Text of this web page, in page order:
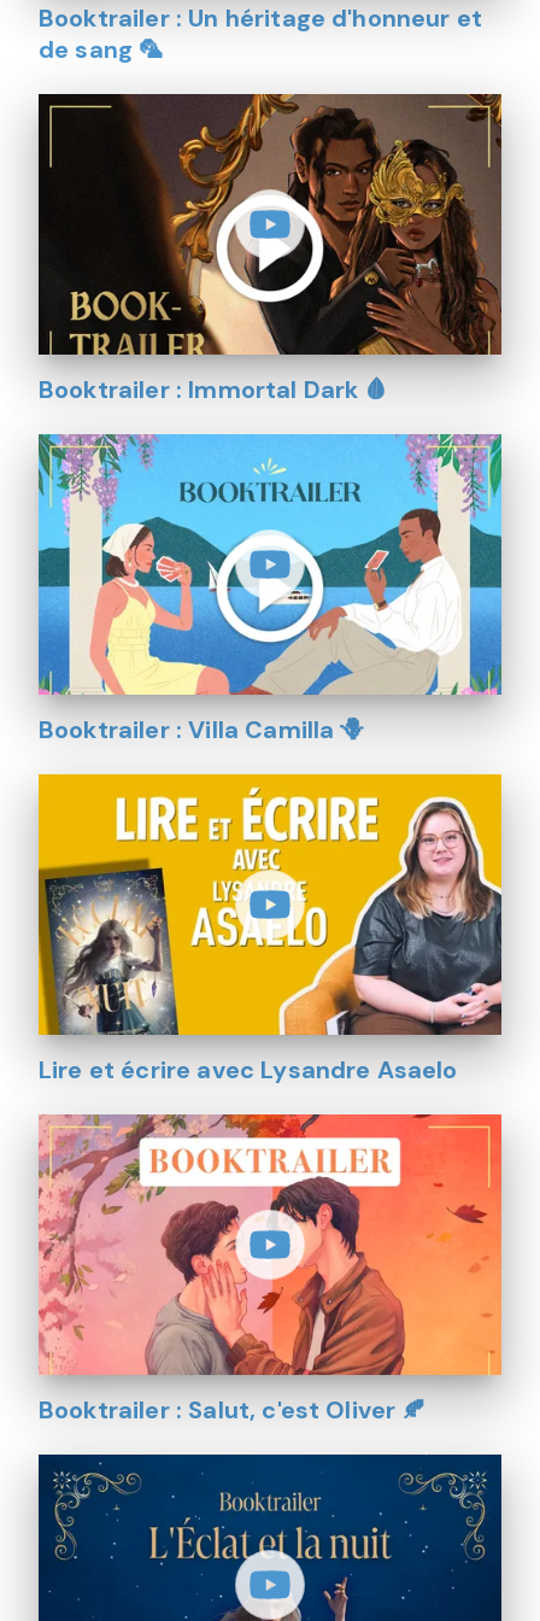
Booktrailer : Un héritage d'honneur et
de sang 🦜
Booktrailer : Immortal Dark 🩸
Booktrailer : Villa Camilla 🪻
Lire et écrire avec Lysandre Asaelo
Booktrailer : Salut, c'est Oliver 🍂